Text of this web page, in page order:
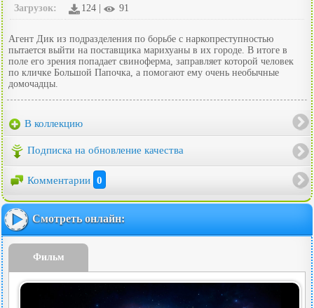
Загрузок:
124 | 91
Агент Дик из подразделения по борьбе с наркопреступностью
пытается выйти на поставщика марихуаны в их городе. В итоге в
поле его зрения попадает свиноферма, заправляет которой человек
по кличке Большой Папочка, а помогают ему очень необычные
домочадцы.
В коллекцию
Подписка на обновление качества
Комментарии 0
Смотреть онлайн:
Фильм